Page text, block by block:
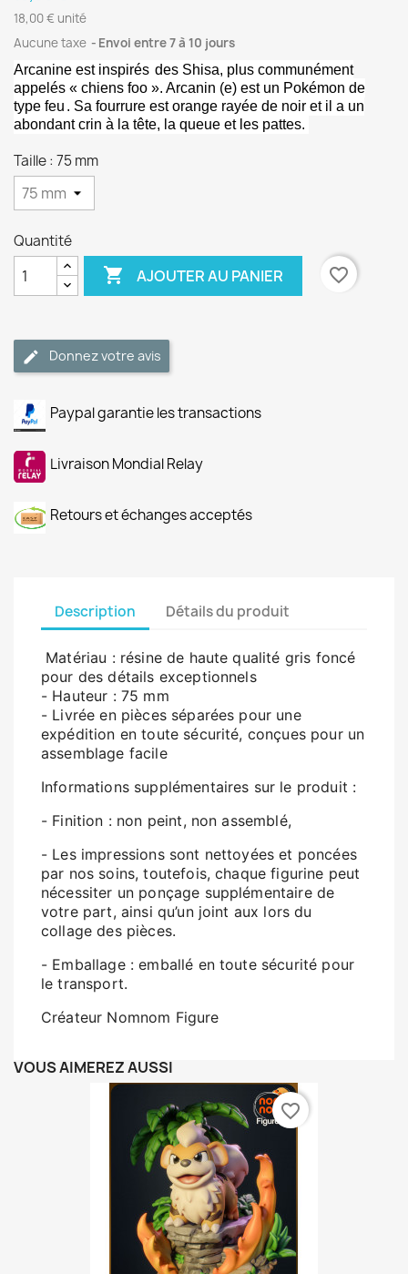
18,00 € unité
Aucune taxe
Envoi entre 7 à 10 jours
Arcanine est inspirés des Shisa, plus communément
appelés « chiens foo ». Arcanin (e) est un Pokémon de
type feu . Sa fourrure est orange rayée de noir et il a un
abondant crin à la tête, la queue et les pattes.
Taille : 75 mm
Quantité
 AJOUTER AU PANIER favorite_border
Donnez votre avis
Paypal garantie les transactions
Livraison Mondial Relay
Retours et échanges acceptés
Description Détails du produit
Matériau : résine de haute qualité gris foncé
pour des détails exceptionnels
- Hauteur : 75 mm
- Livrée en pièces séparées pour une
expédition en toute sécurité, conçues pour un
assemblage facile
Informations supplémentaires sur le produit :
- Finition : non peint, non assemblé,
- Les impressions sont nettoyées et poncées
par nos soins, toutefois, chaque figurine peut
nécessiter un ponçage supplémentaire de
votre part, ainsi qu’un joint aux lors du
collage des pièces.
- Emballage : emballé en toute sécurité pour
le transport.
Créateur Nomnom Figure
VOUS AIMEREZ AUSSI
favorite_border